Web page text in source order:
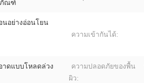
ภัณฑ์
นอย่างอ่อนโยน
ความเข้ากันได้:
าดแบบโหลดล่วง
ความปลอดภัยของพื้น
ผิว: